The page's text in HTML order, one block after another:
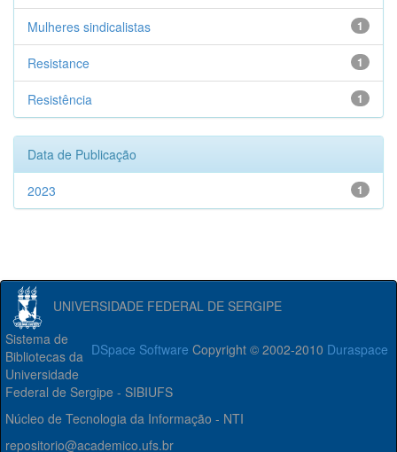
1
Mulheres sindicalistas
1
Resistance
1
Resistência
Data de Publicação
1
2023
UNIVERSIDADE FEDERAL DE SERGIPE
DSpace Software Copyright © 2002-2010 Duraspace
Sistema de
Bibliotecas da
Universidade
Federal de Sergipe - SIBIUFS
Núcleo de Tecnologia da Informação - NTI
repositorio@academico.ufs.br